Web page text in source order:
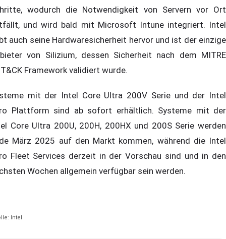
wodurch die Notwendigkeit von Servern vor Ort
und wird bald mit Microsoft Intune integriert. Intel
auch seine Hardwaresicherheit hervor und ist der einzige
von Silizium, dessen Sicherheit nach dem MITRE
Framework validiert wurde.
mit der Intel Core Ultra 200V Serie und der Intel
Plattform sind ab sofort erhältlich. Systeme mit der
Core Ultra 200U, 200H, 200HX und 200S Serie werden
März 2025 auf den Markt kommen, während die Intel
Fleet Services derzeit in der Vorschau sind und in den
Wochen allgemein verfügbar sein werden.
Intel